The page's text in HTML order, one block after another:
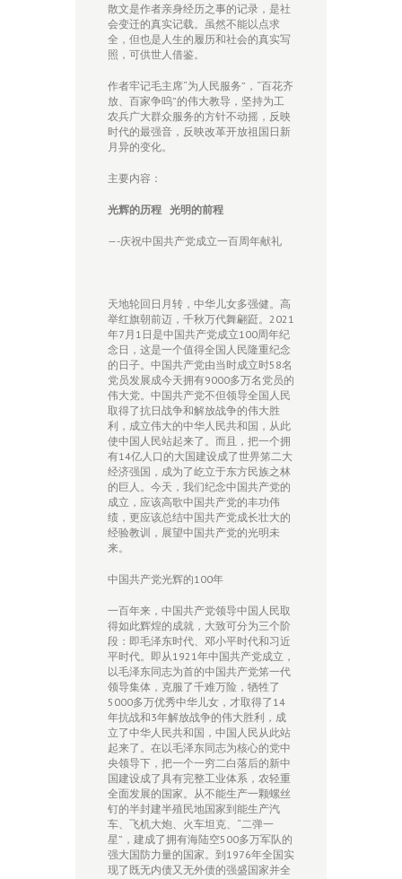
散文是作者亲身经历之事的记录，是社
会变迁的真实记载。虽然不能以点求
全，但也是人生的履历和社会的真实写
照，可供世人借鉴。
作者牢记毛主席“为人民服务”，“百花齐
放、百家争呜”的伟大教导，坚持为工
农兵广大群众服务的方针不动摇，反映
时代的最强音，反映改革开放祖国日新
月异的变化。
主要内容：
光辉的历程 光明的前程
—-庆祝中国共产党成立一百周年献礼
天地轮回日月转，中华儿女多强健。高
举红旗朝前迈，千秋万代舞翩跹。2021
年7月1日是中国共产党成立100周年纪
念日，这是一个值得全国人民隆重纪念
的日子。中国共产党由当时成立时58名
党员发展成今天拥有9000多万名党员的
伟大党。中国共产党不但领导全国人民
取得了抗日战争和解放战争的伟大胜
利，成立伟大的中华人民共和国，从此
使中国人民站起来了。而且，把一个拥
有14亿人口的大国建设成了世畀笫二大
经济强国，成为了屹立于东方民族之林
的巨人。今天，我们纪念中国共产党的
成立，应该高歌中国共产党的丰功伟
绩，更应该总结中国共产党成长壮大的
经验教训，展望中国共产党的光明未
来。
中国共产党光辉的100年
一百年来，中国共产党领导中国人民取
得如此辉煌的成就，大致可分为三个阶
段：即毛泽东时代、邓小平时代和习近
平时代。即从1921年中国共产党成立，
以毛泽东同志为首的中国共产党笫一代
领导集体，克服了千难万险，牺牲了
5000多万优秀中华儿女，才取得了14
年抗战和3年解放战争的伟大胜利，成
立了中华人民共和国，中国人民从此站
起来了。在以毛泽东同志为核心的党中
央领导下，把一个一穷二白落后的新中
国建设成了具有完整工业体系，农轻重
全面发展的国家。从不能生产一颗螺丝
钉的半封建半殖民地国家到能生产汽
车、飞机大炮、火车坦克、“二弹一
星”，建成了拥有海陆空500多万军队的
强大国防力量的国家。到1976年全国实
现了既无内债又无外债的强盛国家并全